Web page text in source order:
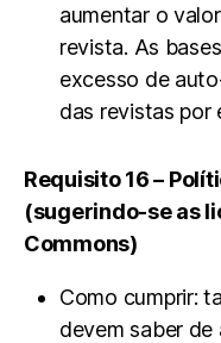
aumentar o
revista. As
excesso de
das revistas por
Requisito 16 –
(sugerindo-se as
Commons)
Como cumprir:
devem saber